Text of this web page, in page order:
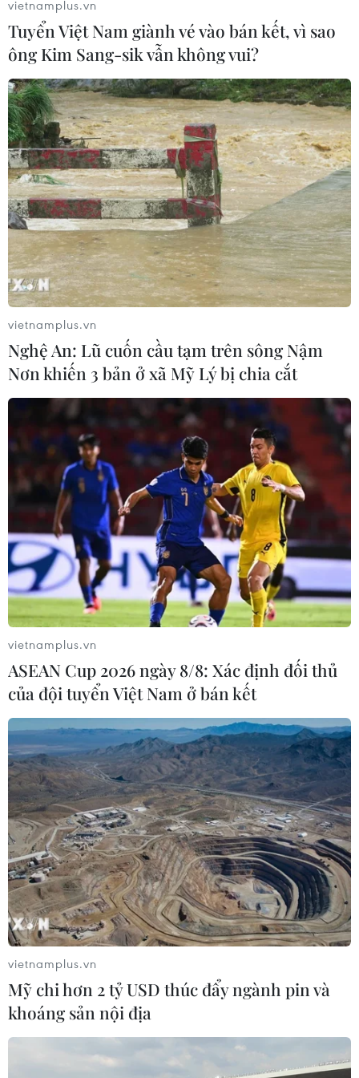
Nga: Một nghi phạm vụ tấn công nhà hát
Crocus City Hall khai tên kẻ điều phối
08/04/2024 08:48
Một trong những nghi phạm vụ tấn công nhà hát Crocus
City Hall ở ngoại ô Moskva cho biết một người đàn ông
tên Saifullo đã liên lạc với họ, cam kết sẽ trả 1 triệu
ruble/người (10.984 USD/người).
vietnamplus.vn
Tuyển Việt Nam giành vé vào bán kết, vì sao
ông Kim Sang-sik vẫn không vui?
vietnamplus.vn
Nghệ An: Lũ cuốn cầu tạm trên sông Nậm
Nơn khiến 3 bản ở xã Mỹ Lý bị chia cắt
vietnamplus.vn
ASEAN Cup 2026 ngày 8/8: Xác định đối thủ
của đội tuyển Việt Nam ở bán kết
vietnamplus.vn
Mỹ chi hơn 2 tỷ USD thúc đẩy ngành pin và
khoáng sản nội địa